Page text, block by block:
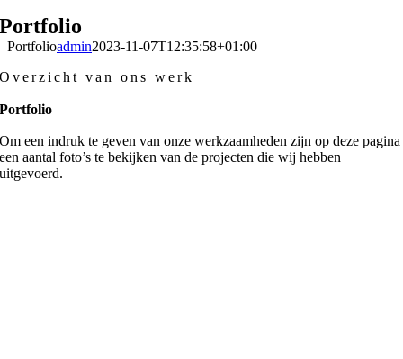
Portfolio
Portfolioadmin2023-11-07T12:35:58+01:00
Overzicht van ons werk
Portfolio
Om een indruk te geven van onze werkzaamheden zijn op deze pagina
een aantal foto’s te bekijken van de projecten die wij hebben
uitgevoerd.